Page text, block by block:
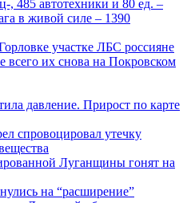
, 485 автотехники и 80 ед. –
в живой силе – 1390
участке ЛБС россияне
всего их снова на Покровском
давление. Прирост по карте
спровоцировал утечку
Луганщины гонят на
на “расширение”